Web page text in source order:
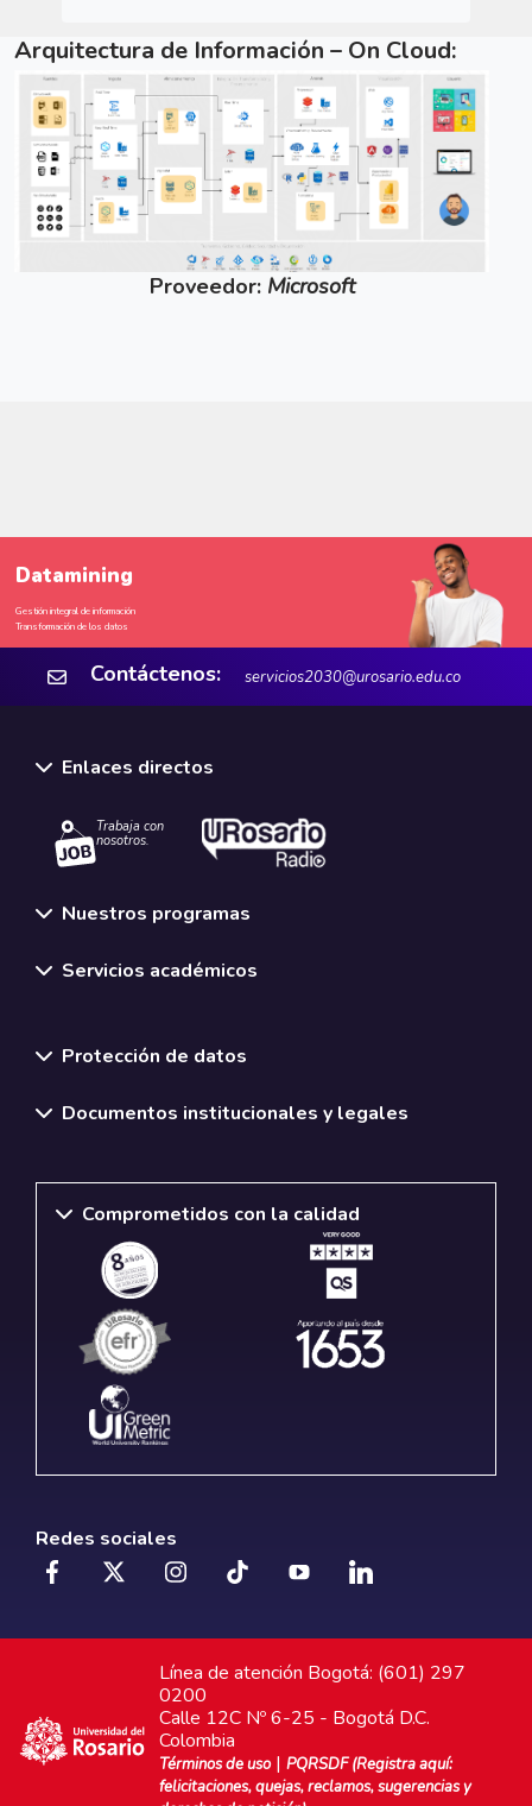
Arquitectura de Información – On Cloud:
Proveedor: Microsoft
Datamining
Gestión integral de información
Transformación de los datos
Contáctenos: servicios2030@urosario.edu.co
Enlaces directos
Trabaja con
nosotros.
Nuestros programas
Servicios académicos
Protección de datos
Documentos institucionales y legales
Comprometidos con la calidad
Redes sociales
Línea de atención Bogotá: (601) 297
0200
Calle 12C Nº 6-25 - Bogotá D.C.
Colombia
Términos de uso| PQRSDF (Registra aquí:
felicitaciones, quejas, reclamos, sugerencias y